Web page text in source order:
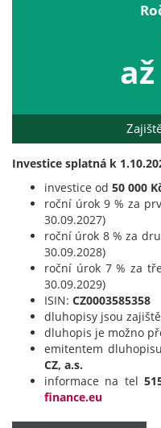
až
Investice splatná k
investice od 50 000
roční úrok 9 % za
30.09.2027)
roční úrok 8 % za
30.09.2028)
roční úrok 7 % za
30.09.2029)
ISIN: CZ0003585358
dluhopisy jsou
dluhopis je možno
emitentem
CZ, a.s.
informace na tel
finance.eu